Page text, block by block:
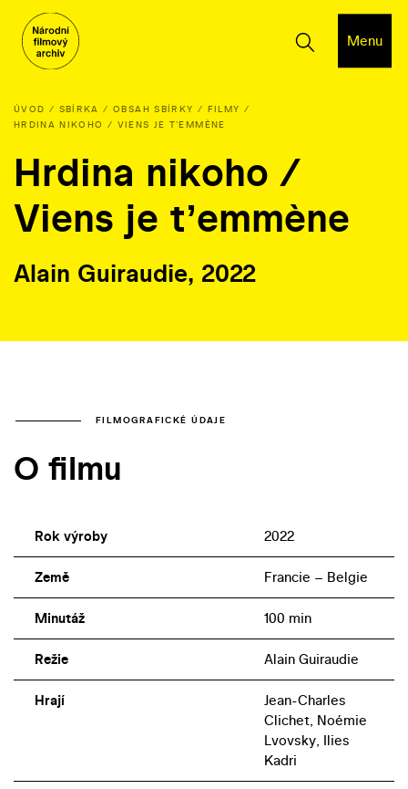
Menu
ÚVOD SBÍRKA OBSAH SBÍRKY
FILMY
HRDINA NIKOHO / VIENS JE TʼEMMÈNE
Hrdina nikoho /
Viens je tʼemmène
Alain Guiraudie, 2022
FILMOGRAFICKÉ ÚDAJE
O filmu
Rok výroby 2022
Země Francie – Belgie
Minutáž 100 min
Režie Alain Guiraudie
Hrají
Jean-Charles
Clichet, Noémie
Lvovsky, Ilies
Kadri